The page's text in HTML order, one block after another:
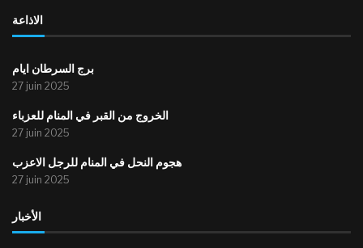
الاذاعة
برج السرطان ايام
27 juin 2025
الخروج من القبر في المنام للعزباء
27 juin 2025
هجوم النحل في المنام للرجل الاعزب
27 juin 2025
الأخبار